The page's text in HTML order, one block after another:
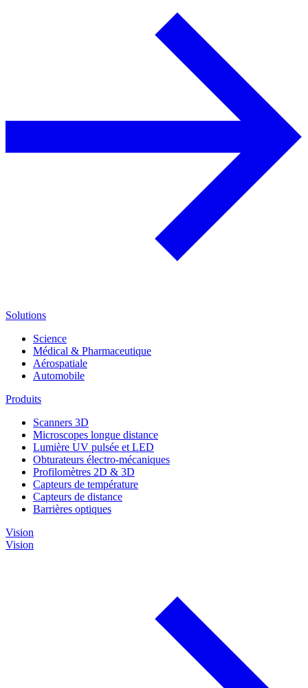
Solutions
Science
Médical & Pharmaceutique
Aérospatiale
Automobile
Produits
Scanners 3D
Microscopes longue distance
Lumière UV pulsée et LED
Obturateurs électro-mécaniques
Profilomètres 2D & 3D
Capteurs de température
Capteurs de distance
Barrières optiques
Vision
Vision